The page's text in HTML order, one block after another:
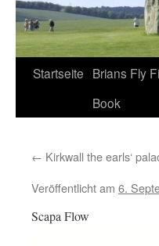
Startseite Brians Fly
Book
← Kirkwall the earls‘
Veröffentlicht am 6.
Scapa Flow